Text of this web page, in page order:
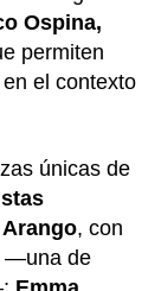
Ospina,
permiten
el contexto
únicas de
, con
—una de